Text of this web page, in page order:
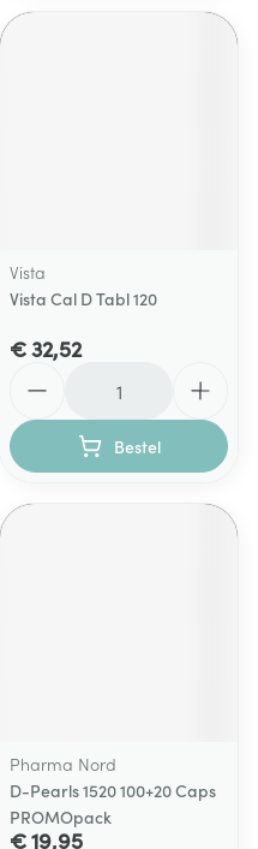
Vista
Vista Cal D Tabl 120
€ 32,52
Bestel
Pharma Nord
D-Pearls 1520 100+20 Caps
PROMOpack
€ 19,95